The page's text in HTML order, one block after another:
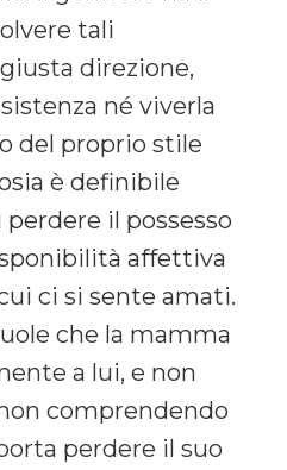
tali
direzione,
né viverla
del proprio stile
è definibile
il possesso
affettiva
ci si sente amati.
che la mamma
a lui, e non
comprendendo
perdere il suo